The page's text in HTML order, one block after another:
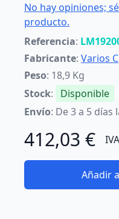
No hay opiniones;
producto.
Referencia:
Fabricante: Varios C
Peso: 18,9 Kg
Stock:
Disponible
Envío: De 3 a 5 días
412,03 €
Añadir